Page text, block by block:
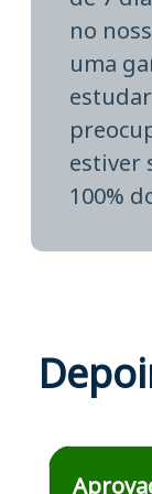
no
uma
estiver
100%
Estudante